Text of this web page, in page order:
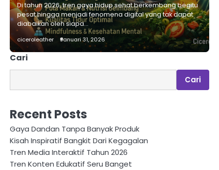
Di tahun 2026, tren gaya hidup sehat berkembang begitu
pesat hingga menjadi fenomena digital yang tak dapat
diabaikan oleh siapa…
ciceroleather Januari 31, 2026
Cari
Cari
Recent Posts
Gaya Dandan Tanpa Banyak Produk
Kisah Inspiratif Bangkit Dari Kegagalan
Tren Media Interaktif Tahun 2026
Tren Konten Edukatif Seru Banget